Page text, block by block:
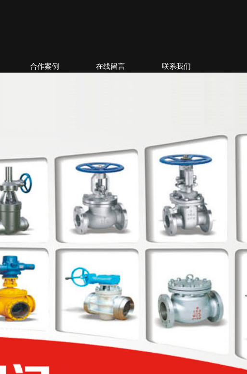
合作案例 在线留言 联系我们